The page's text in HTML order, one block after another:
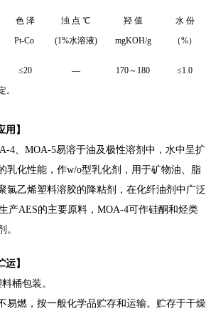
色 泽
Pt-Co
浊 点 ℃
(1%水溶液)
羟 值
mgKOH/g
水 份
（%）
≤20 — 170～ 180 ≤1.0
。
用】
4、 MOA-5易溶于油及极性溶剂中，水中呈扩
乳化性能，作w/o型乳化剂 ，用于矿物油、脂
氯乙烯塑料溶胶的降粘剂， 在化纤油剂 中广泛
产AES的主要原料， MOA-4可作硅酮和烃类
。
运】
料桶包装。
易燃，按一般化学品贮存和运输。贮存于干燥